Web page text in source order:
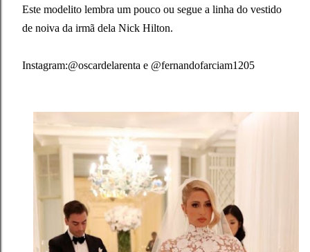
Este modelito lembra um pouco ou segue a linha do vestido
de noiva da irmã dela Nick Hilton.
Instagram:@oscardelarenta e @fernandofarciam1205